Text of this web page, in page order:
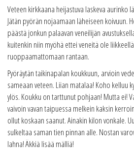
Veteen kirkkaana heijastuva laskeva aurinko
Jätän pyörän nojaamaan läheiseen koivuun.
päästä jonkun palaavan veneilijän
kuitenkin niin myöhä ettei veneitä ole
ruoppaamattomaan rantaan.
Pyöräytän taikinapalan koukkuun, arvioin
sameaan veteen. Liian matalaa! Koho kelluu
ylös. Koukku on tarttunut pohjaan! Mutta ei!
vaivoin vavan taipuessa melkein kaksin
ollut koskaan saanut. Ainakin kilon vonkale.
sulkeltaa saman tien pinnan alle. Nostan
lahna! Äkkiä lisää mälliä!